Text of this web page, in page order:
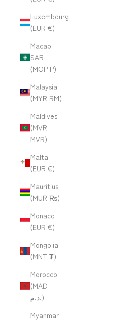
Luxembourg
(EUR €)
Macao
SAR
(MOP P)
Malaysia
(MYR RM)
Maldives
(MVR
MVR)
Malta
(EUR €)
Mauritius
(MUR ₨)
Monaco
(EUR €)
Mongolia
(MNT ₮)
Morocco
(MAD
د.م.)
Myanmar